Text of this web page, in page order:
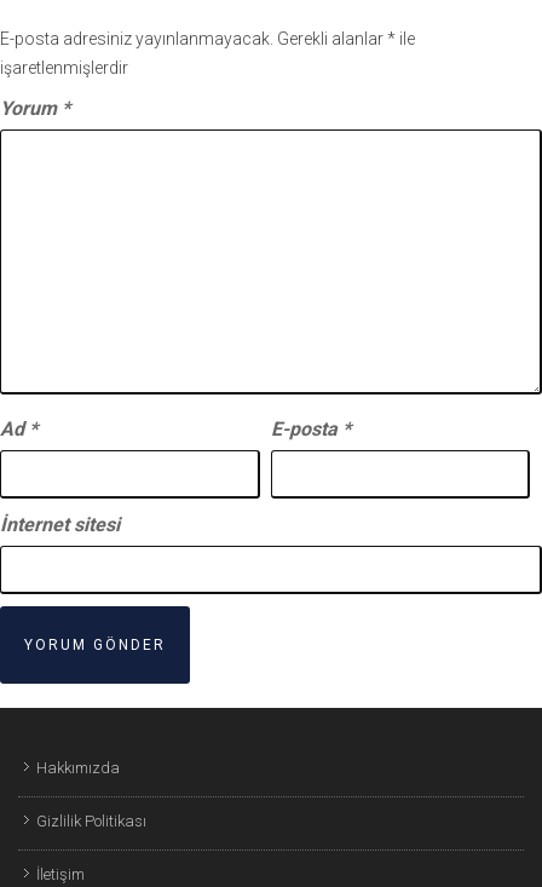
E-posta adresiniz yayınlanmayacak. Gerekli alanlar* ile
işaretlenmişlerdir
Yorum *
Ad * E-posta *
İnternet sitesi
Hakkımızda
Gizlilik Politikası
İletişim